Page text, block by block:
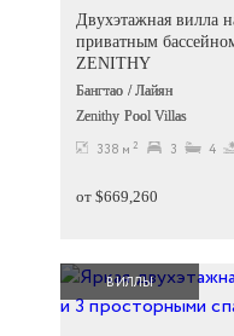
Двухэтажная вилла
приватным
ZENITHY
Бангтао / Лайян
Zenithy Pool Villas
338 м2 3 4
от $669,260
ВИЛЛЫ